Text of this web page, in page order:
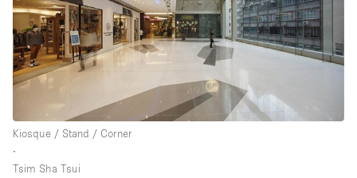
Kiosque / Stand / Corner
∙
Tsim Sha Tsui